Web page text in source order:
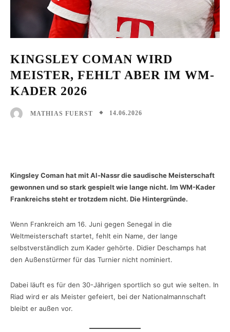
KINGSLEY COMAN WIRD
MEISTER, FEHLT ABER IM WM-
KADER 2026
MATHIAS FUERST 14.06.2026
Kingsley Coman hat mit Al-Nassr die saudische Meisterschaft
gewonnen und so stark gespielt wie lange nicht. Im WM-Kader
Frankreichs steht er trotzdem nicht. Die Hintergründe.
Wenn Frankreich am 16. Juni gegen Senegal in die
Weltmeisterschaft startet, fehlt ein Name, der lange
selbstverständlich zum Kader gehörte. Didier Deschamps hat
den Außenstürmer für das Turnier nicht nominiert.
Dabei läuft es für den 30-Jährigen sportlich so gut wie selten. In
Riad wird er als Meister gefeiert, bei der Nationalmannschaft
bleibt er außen vor.